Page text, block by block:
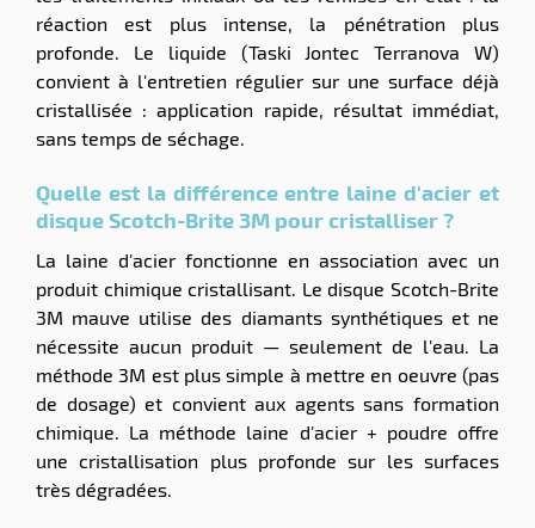
réaction est plus intense, la pénétration plus
profonde. Le liquide (Taski Jontec Terranova W)
convient à l'entretien régulier sur une surface déjà
cristallisée : application rapide, résultat immédiat,
sans temps de séchage.
Quelle est la différence entre laine d'acier et
disque Scotch-Brite 3M pour cristalliser ?
La laine d'acier fonctionne en association avec un
produit chimique cristallisant. Le disque Scotch-Brite
3M mauve utilise des diamants synthétiques et ne
nécessite aucun produit — seulement de l'eau. La
méthode 3M est plus simple à mettre en oeuvre (pas
de dosage) et convient aux agents sans formation
chimique. La méthode laine d'acier + poudre offre
une cristallisation plus profonde sur les surfaces
très dégradées.